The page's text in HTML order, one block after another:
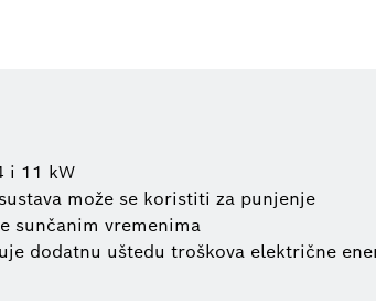
i 11 kW
može se koristiti za punjenje
sunčanim vremenima
dodatnu uštedu troškova električne